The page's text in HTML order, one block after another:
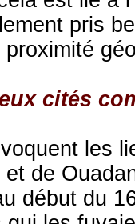
pris
cités
les
de
début du